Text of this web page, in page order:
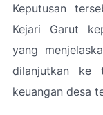
Keputusan
Kejari Garut
yang
dilanjutkan ke
keuangan desa